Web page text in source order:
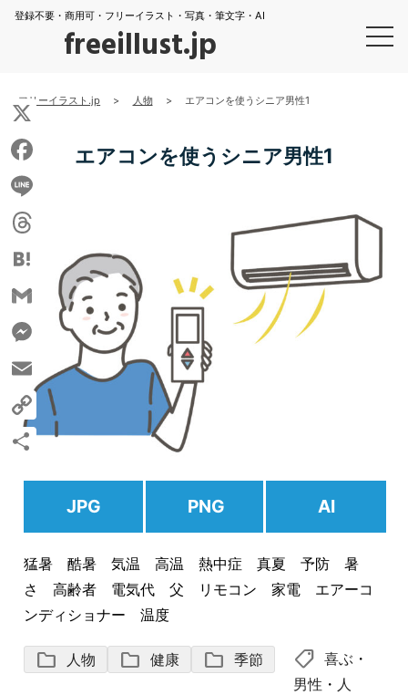
登録不要・商用可・フリーイラスト・写真・筆文字・AI
freeillust.jp
フリーイラスト.jp > 人物 > エアコンを使うシニア男性1
エアコンを使うシニア男性1
JPG PNG AI
猛暑 酷暑 気温 高温 熱中症 真夏 予防 暑
さ 高齢者 電気代 父 リモコン 家電 エアーコ
ンディショナー 温度
folder 人物 folder 健康 folder 季節 shoppingmode 喜ぶ ・
男性 ・ 人
X
Facebook
Line
Threads
Hatena
Gmail
Messenger
Email
Copy